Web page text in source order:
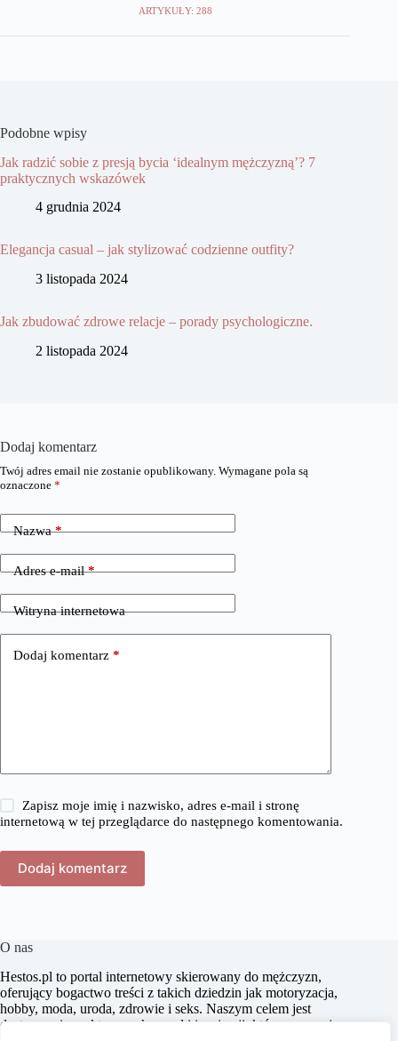
ARTYKUŁY: 288
Podobne wpisy
Jak radzić sobie z presją bycia ‘idealnym mężczyzną’? 7
praktycznych wskazówek
4 grudnia 2024
Elegancja casual – jak stylizować codzienne outfity?
3 listopada 2024
Jak zbudować zdrowe relacje – porady psychologiczne.
2 listopada 2024
Dodaj komentarz
Twój adres email nie zostanie opublikowany. Wymagane pola są
oznaczone *
Nazwa*
Adres e-mail*
Witryna internetowa
Dodaj komentarz *
Zapisz moje imię i nazwisko, adres e-mail i stronę
internetową w tej przeglądarce do następnego komentowania.
Dodaj komentarz
O nas
​Hestos.pl to portal internetowy skierowany do mężczyzn,
oferujący bogactwo treści z takich dziedzin jak motoryzacja,
hobby, moda, uroda, zdrowie i seks. Naszym celem jest
dostarczanie praktycznych porad i inspiracji, które pomagają